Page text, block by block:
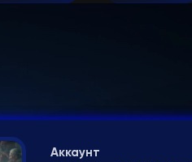
Аккаунт